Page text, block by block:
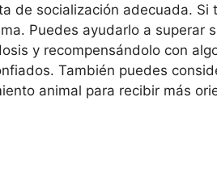
de socialización adecuada. Si
Puedes ayudarlo a superar
y recompensándolo con
También puedes
animal para recibir más